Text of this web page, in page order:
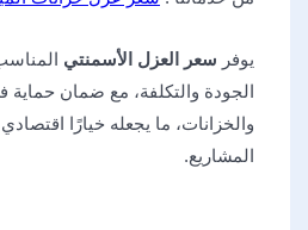
يوفر سعر العزل الأسمنتي
الجودة والتكلفة، مع ضمان حماية
والخزانات، ما يجعله خيارًا
المشاريع.